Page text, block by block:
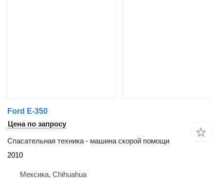
Ford E-350
Цена по запросу
Спасательная техника - машина скорой помощи
2010
Мексика, Chihuahua